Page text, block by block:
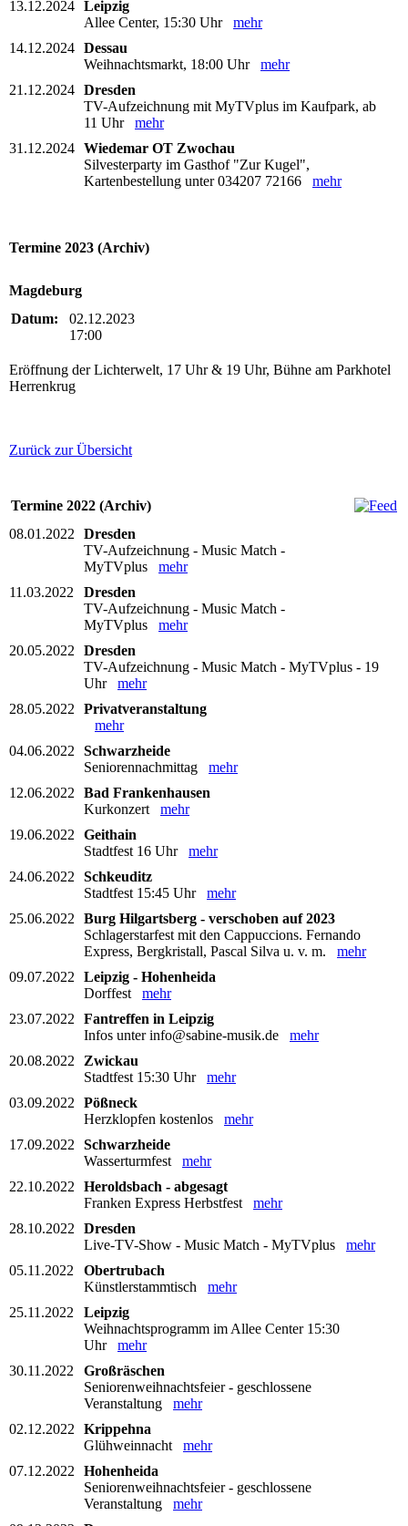
13.12.2024 Leipzig
Allee Center, 15:30 Uhr mehr
14.12.2024 Dessau
Weihnachtsmarkt, 18:00 Uhr mehr
21.12.2024 Dresden
TV-Aufzeichnung mit MyTVplus im Kaufpark, ab
11 Uhr mehr
31.12.2024 Wiedemar OT Zwochau
Silvesterparty im Gasthof "Zur Kugel",
Kartenbestellung unter 034207 72166 mehr
Termine 2023 (Archiv)
Magdeburg
Datum:
02.12.2023
17:00
Eröffnung der Lichterwelt, 17 Uhr & 19 Uhr, Bühne am Parkhotel
Herrenkrug
Zurück zur Übersicht
Termine 2022 (Archiv)
08.01.2022
Dresden
TV-Aufzeichnung - Music Match -
MyTVplus mehr
11.03.2022
Dresden
TV-Aufzeichnung - Music Match -
MyTVplus mehr
20.05.2022
Dresden
TV-Aufzeichnung - Music Match - MyTVplus - 19
Uhr mehr
28.05.2022
Privatveranstaltung
mehr
04.06.2022
Schwarzheide
Seniorennachmittag mehr
12.06.2022
Bad Frankenhausen
Kurkonzert mehr
19.06.2022
Geithain
Stadtfest 16 Uhr mehr
24.06.2022
Schkeuditz
Stadtfest 15:45 Uhr mehr
25.06.2022
Burg Hilgartsberg - verschoben auf 2023
Schlagerstarfest mit den Cappuccions. Fernando
Express, Bergkristall, Pascal Silva u. v. m. mehr
09.07.2022
Leipzig - Hohenheida
Dorffest mehr
23.07.2022
Fantreffen in Leipzig
Infos unter info@sabine-musik.de mehr
20.08.2022
Zwickau
Stadtfest 15:30 Uhr mehr
03.09.2022
Pößneck
Herzklopfen kostenlos mehr
17.09.2022
Schwarzheide
Wasserturmfest mehr
22.10.2022
Heroldsbach - abgesagt
Franken Express Herbstfest mehr
28.10.2022
Dresden
Live-TV-Show - Music Match - MyTVplus mehr
05.11.2022
Obertrubach
Künstlerstammtisch mehr
25.11.2022
Leipzig
Weihnachtsprogramm im Allee Center 15:30
Uhr mehr
30.11.2022
Großräschen
Seniorenweihnachtsfeier - geschlossene
Veranstaltung mehr
02.12.2022
Krippehna
Glühweinnacht mehr
07.12.2022
Hohenheida
Seniorenweihnachtsfeier - geschlossene
Veranstaltung mehr